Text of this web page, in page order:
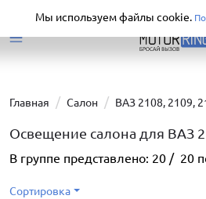
Главная Салон ВАЗ 2108, 2109,
Освещение салона для ВАЗ
В группе представлено: 20 / 20
Сортировка
Мы используем файлы cookie.